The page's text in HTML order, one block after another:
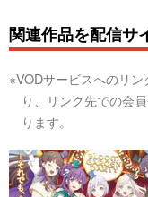
関連作品を配信サ
※VODサービスへのリ
り、リンク先での会
ります。